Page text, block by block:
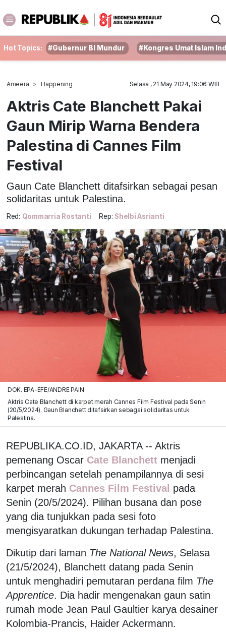
Hot Topics: #Gubernur BI Mundur #Kongres Umat Islam
Ameera Happening Selasa , 21 May 2024, 19:06 WIB
Aktris Cate Blanchett Pakai
Gaun Mirip Warna Bendera
Palestina di Cannes Film
Festival
Gaun Cate Blanchett ditafsirkan sebagai pesan
solidaritas untuk Palestina.
Red: Qommarria Rostanti Rep: Shelbi Asrianti
DOK. EPA-EFE/ANDRE PAIN
Aktris Cate Blanchett di karpet merah Cannes Film Festival pada Senin
(20/5/2024). Gaun Blanchett ditafsirkan sebagai solidaritas untuk
Palestina.
REPUBLIKA.CO.ID, JAKARTA -- Aktris
pemenang Oscar Cate Blanchett menjadi
perbincangan setelah penampilannya di sesi
karpet merah Cannes Film Festival pada
Senin (20/5/2024). Pilihan busana dan pose
yang dia tunjukkan pada sesi foto
mengisyaratkan dukungan terhadap Palestina.
Dikutip dari laman The National News, Selasa
(21/5/2024), Blanchett datang pada Senin
untuk menghadiri pemutaran perdana film The
Apprentice. Dia hadir mengenakan gaun satin
rumah mode Jean Paul Gaultier karya desainer
Kolombia-Prancis, Haider Ackermann.